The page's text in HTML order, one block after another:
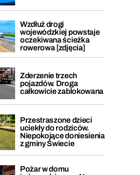
Wzdłuż drogi
wojewódzkiej powstaje
oczekiwana ścieżka
rowerowa [zdjęcia]
Zderzenie trzech
pojazdów. Droga
całkowicie zablokowana
Przestraszone dzieci
uciekły do rodziców.
Niepokojące doniesienia
z gminy Świecie
Pożar w domu